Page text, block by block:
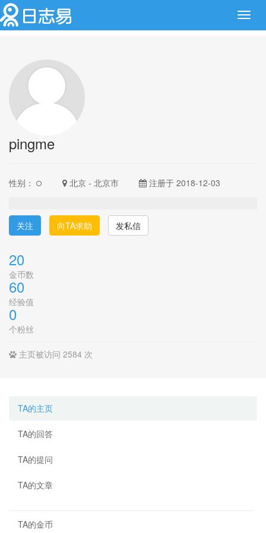
pingme
性别： 北京 - 北京市 注册于 2018-12-03
关注 向TA求助 发私信
20
金币数
60
经验值
0
个粉丝
主页被访问 2584 次
TA的主页
TA的回答
TA的提问
TA的文章
TA的金币